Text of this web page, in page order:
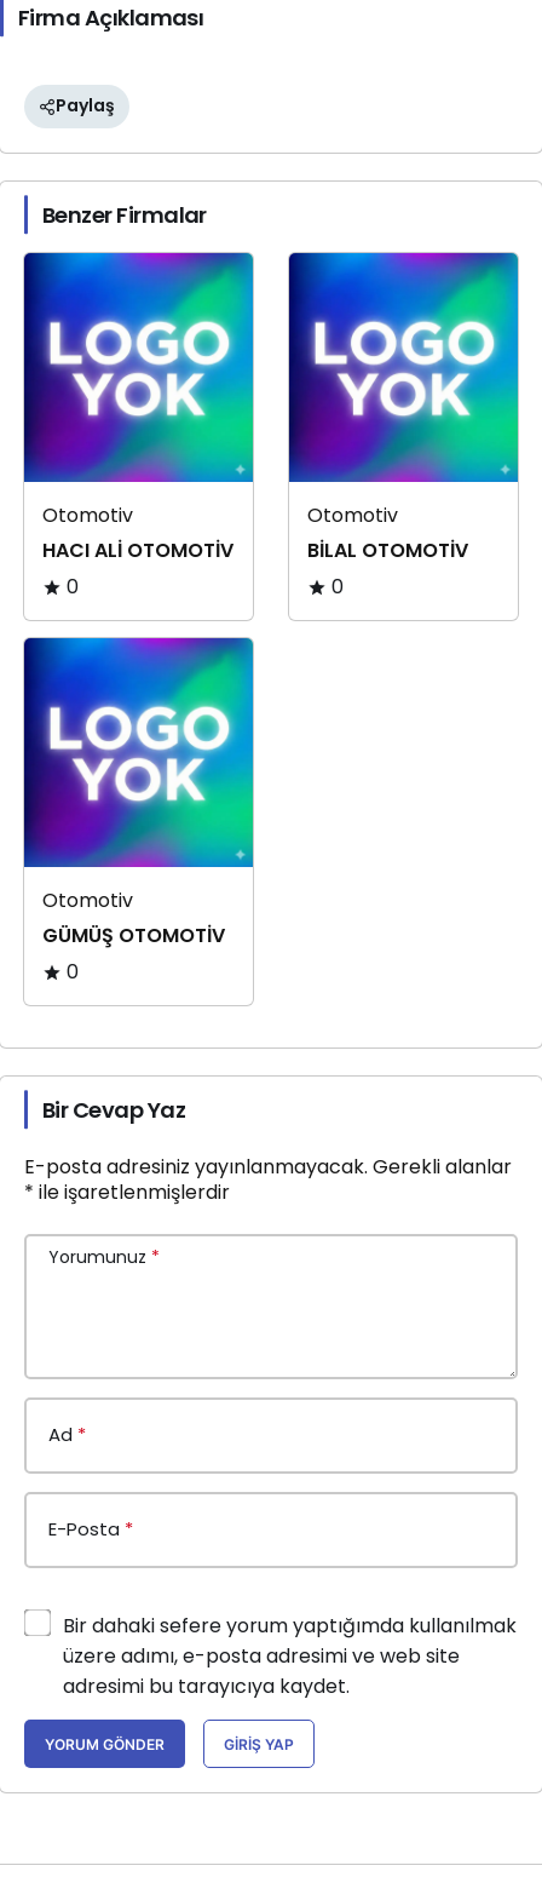
Firma Açıklaması
Paylaş
Benzer Firmalar
Otomotiv
HACI ALİ OTOMOTİV
0
Otomotiv
BİLAL OTOMOTİV
0
Otomotiv
GÜMÜŞ OTOMOTİV
0
Bir Cevap Yaz
E-posta adresiniz yayınlanmayacak. Gerekli alanlar
* ile işaretlenmişlerdir
Yorumunuz *
Ad *
E-Posta *
Bir dahaki sefere yorum yaptığımda kullanılmak
üzere adımı, e-posta adresimi ve web site
adresimi bu tarayıcıya kaydet.
YORUM GÖNDER GIRIŞ YAP